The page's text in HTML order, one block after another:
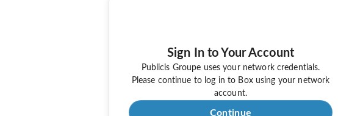
Sign In to Your Account
Publicis Groupe uses your network credentials.
Please continue to log in to Box using your network
account.
Continue